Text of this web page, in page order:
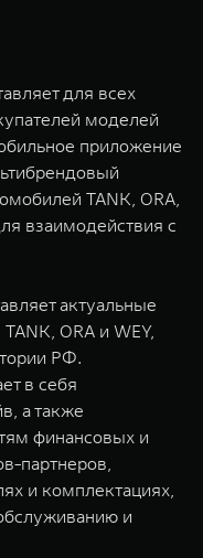
WEY 05
WEY 80
для всех
моделей
приложение
TANK, ORA,
взаимодействия с
актуальные
ORA и WEY,
РФ.
в себя
а также
финансовых и
партнеров,
и комплектациях,
и